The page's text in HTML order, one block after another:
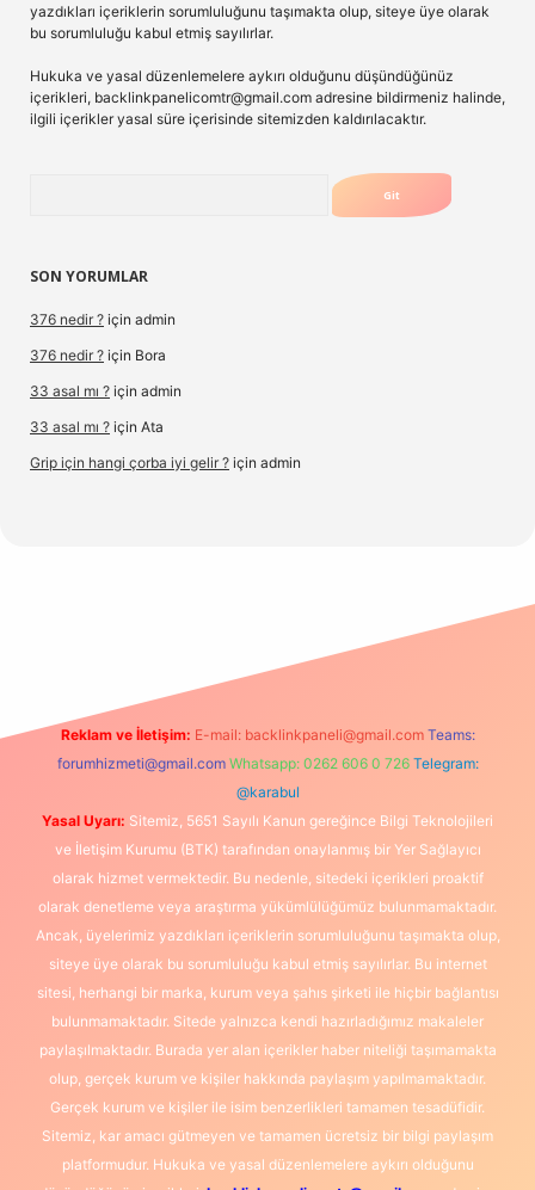
yazdıkları içeriklerin sorumluluğunu taşımakta olup, siteye üye olarak
bu sorumluluğu kabul etmiş sayılırlar.
Hukuka ve yasal düzenlemelere aykırı olduğunu düşündüğünüz
içerikleri, backlinkpanelicomtr@gmail.com adresine bildirmeniz halinde,
ilgili içerikler yasal süre içerisinde sitemizden kaldırılacaktır.
SON YORUMLAR
376 nedir ? için admin
376 nedir ? için Bora
33 asal mı ? için admin
33 asal mı ? için Ata
Grip için hangi çorba iyi gelir ? için admin
Reklam ve İletişim: E-mail: backlinkpaneli@gmail.com Teams:
forumhizmeti@gmail.com Whatsapp: 0262 606 0 726 Telegram:
@karabul
Yasal Uyarı: Sitemiz, 5651 Sayılı Kanun gereğince Bilgi Teknolojileri
ve İletişim Kurumu (BTK) tarafından onaylanmış bir Yer Sağlayıcı
olarak hizmet vermektedir. Bu nedenle, sitedeki içerikleri proaktif
olarak denetleme veya araştırma yükümlülüğümüz bulunmamaktadır.
Ancak, üyelerimiz yazdıkları içeriklerin sorumluluğunu taşımakta olup,
siteye üye olarak bu sorumluluğu kabul etmiş sayılırlar. Bu internet
sitesi, herhangi bir marka, kurum veya şahıs şirketi ile hiçbir bağlantısı
bulunmamaktadır. Sitede yalnızca kendi hazırladığımız makaleler
paylaşılmaktadır. Burada yer alan içerikler haber niteliği taşımamakta
olup, gerçek kurum ve kişiler hakkında paylaşım yapılmamaktadır.
Gerçek kurum ve kişiler ile isim benzerlikleri tamamen tesadüfidir.
Sitemiz, kar amacı gütmeyen ve tamamen ücretsiz bir bilgi paylaşım
platformudur. Hukuka ve yasal düzenlemelere aykırı olduğunu